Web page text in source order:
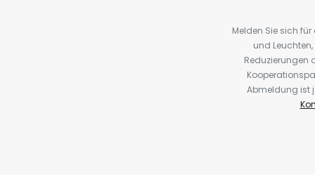
Melden Sie sich
und
Reduzierungen
Abmeldung ist